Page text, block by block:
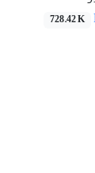
728.42 K